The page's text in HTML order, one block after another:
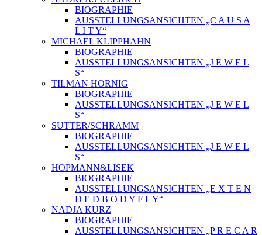
BIOGRAPHIE
AUSSTELLUNGSANSICHTEN „C A U S A
L I T Y“
MICHAEL KLIPPHAHN
BIOGRAPHIE
AUSSTELLUNGSANSICHTEN „J E W E L
S“
TILMAN HORNIG
BIOGRAPHIE
AUSSTELLUNGSANSICHTEN „J E W E L
S“
SUTTER/SCHRAMM
BIOGRAPHIE
AUSSTELLUNGSANSICHTEN „J E W E L
S“
HOPMANN&LISEK
BIOGRAPHIE
AUSSTELLUNGSANSICHTEN „E X T E N
D E D B O D Y F L Y“
NADJA KURZ
BIOGRAPHIE
AUSSTELLUNGSANSICHTEN „P R E C A R